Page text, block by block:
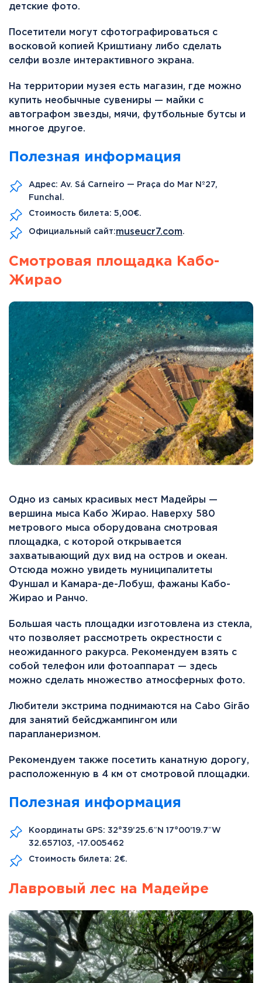
детские фото.
Посетители могут сфотографироваться с
восковой копией Криштиану либо сделать
селфи возле интерактивного экрана.
На территории музея есть магазин, где можно
купить необычные сувениры — майки с
автографом звезды, мячи, футбольные бутсы и
многое другое.
Полезная информация
Адрес: Av. Sá Carneiro — Praça do Mar Nº27,
Funchal.
Стоимость билета: 5,00€.
Официальный сайт:museucr7.com.
Смотровая площадка Кабо-
Жирао
Одно из самых красивых мест Мадейры —
вершина мыса Кабо Жирао. Наверху 580
метрового мыса оборудована смотровая
площадка, с которой открывается
захватывающий дух вид на остров и океан.
Отсюда можно увидеть муниципалитеты
Фуншал и Камара-де-Лобуш, фажаны Кабо-
Жирао и Ранчо.
Большая часть площадки изготовлена из стекла,
что позволяет рассмотреть окрестности с
неожиданного ракурса. Рекомендуем взять с
собой телефон или фотоаппарат — здесь
можно сделать множество атмосферных фото.
Любители экстрима поднимаются на Cabo Girão
для занятий бейсджампингом или
парапланеризмом.
Рекомендуем также посетить канатную дорогу,
расположенную в 4 км от смотровой площадки.
Полезная информация
Координаты GPS: 32°39’25.6″N 17°00’19.7″W
32.657103, -17.005462
Стоимость билета: 2€.
Лавровый лес на Мадейре